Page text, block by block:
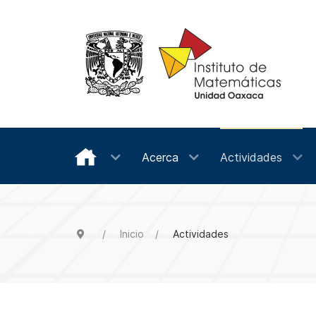
Acerca Actividades
Inicio Actividades